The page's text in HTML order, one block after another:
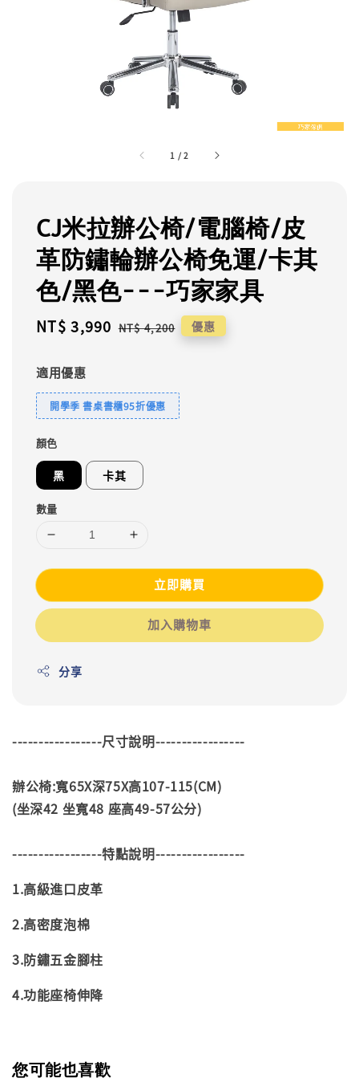
1 /2
CJ米拉辦公椅/電腦椅/皮
革防鏽輪辦公椅免運/卡其
色/黑色---巧家家具
Sale
NT$ 3,990 Regular
NT$ 4,200 優惠
適用優惠
開學季 書桌書櫃95折優惠
顏色
黑 卡其
數量
立即購買
加入購物車
分享
-----------------尺寸說明-----------------
辦公椅:寬65X深75X高107-115(CM)
(坐深42 坐寬48 座高49-57公分)
-----------------特點說明-----------------
1.高級進口皮革
2.高密度泡棉
3.防鏽五金腳柱
4.功能座椅伸降
您可能也喜歡